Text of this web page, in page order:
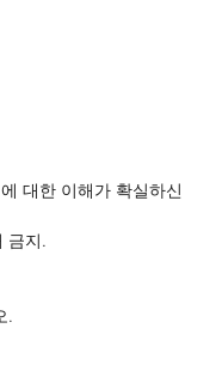
대한 이해가 확실하신
금지.
.